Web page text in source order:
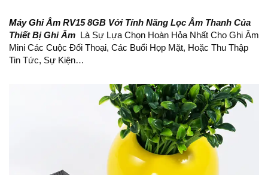
Máy Ghi Âm RV15 8GB Với Tính Năng Lọc Âm Thanh Của
Thiết Bị Ghi Âm Là Sự Lựa Chọn Hoàn Hỏa Nhất Cho Ghi Âm
Mini Các Cuộc Đối Thoại, Các Buổi Họp Mặt, Hoặc Thu Thập
Tin Tức, Sự Kiện…